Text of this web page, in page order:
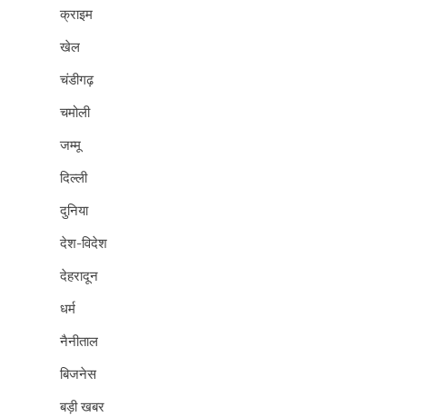
क्राइम
खेल
चंडीगढ़
चमोली
जम्मू
दिल्ली
दुनिया
देश-विदेश
देहरादून
धर्म
नैनीताल
बिजनेस
बड़ी खबर